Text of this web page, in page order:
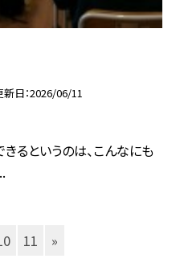
新日 2026/06/11
るというのは、こんなにも
11 »